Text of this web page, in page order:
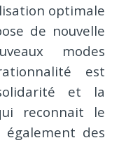
optimale
de nouvelle
modes
est
et la
reconnait le
des